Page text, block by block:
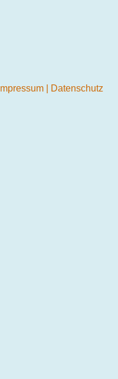
Impressum Datenschutz